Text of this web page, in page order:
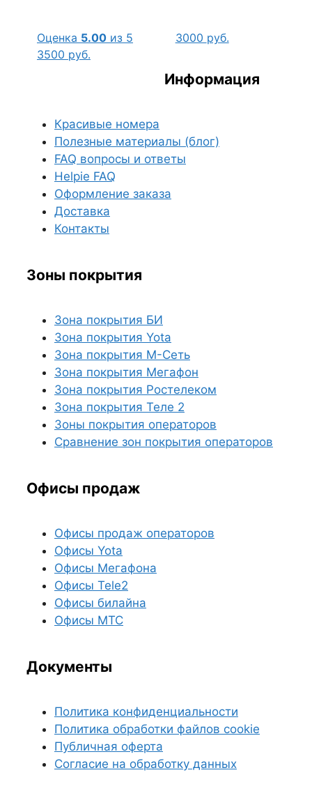
Оценка 5.00 из 5
3500 руб.
3000 руб.
Информация
Красивые номера
Полезные материалы (блог)
FAQ вопросы и ответы
Helpie FAQ
Оформление заказа
Доставка
Контакты
Зоны покрытия
Зона покрытия БИ
Зона покрытия Yota
Зона покрытия М-Сеть
Зона покрытия Мегафон
Зона покрытия Ростелеком
Зона покрытия Теле 2
Зоны покрытия операторов
Сравнение зон покрытия операторов
Офисы продаж
Офисы продаж операторов
Офисы Yota
Офисы Мегафона
Офисы Tele2
Офисы билайна
Офисы МТС
Документы
Политика конфиденциальности
Политика обработки файлов cookie
Публичная оферта
Согласие на обработку данных